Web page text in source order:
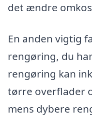
det ændre
En anden vigtig
rengøring, du
rengøring kan
tørre overflader
mens dybere